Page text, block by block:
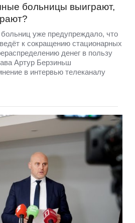
больницы выиграют,
уже предупреждало, что
к сокращению стационарных
денег в пользу
Артур Берзиньш
в интервью телеканалу